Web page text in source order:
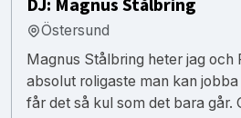
DJ: Magnus Stålbring
Östersund
Magnus Stålbring heter jag och
absolut roligaste man kan
får det så kul som det bara går.